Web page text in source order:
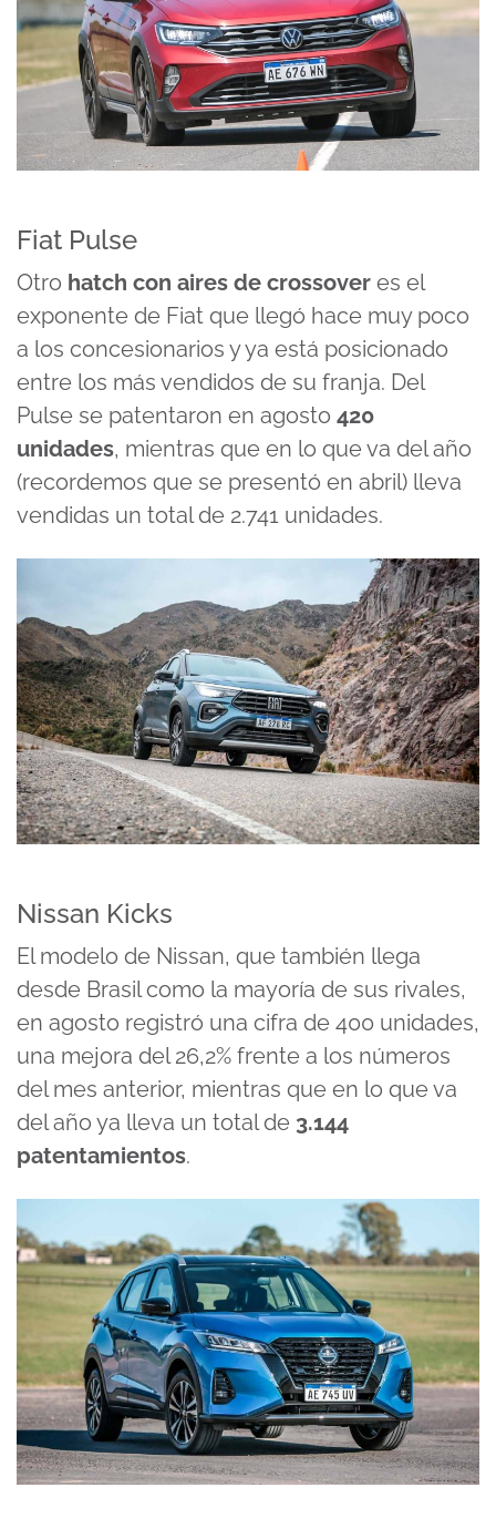
Fiat Pulse
Otro hatch con aires de crossover es el
exponente de Fiat que llegó hace muy poco
a los concesionarios y ya está posicionado
entre los más vendidos de su franja. Del
Pulse se patentaron en agosto 420
unidades, mientras que en lo que va del año
(recordemos que se presentó en abril) lleva
vendidas un total de 2.741 unidades.
Nissan Kicks
El modelo de Nissan, que también llega
desde Brasil como la mayoría de sus rivales,
en agosto registró una cifra de 400 unidades,
una mejora del 26,2% frente a los números
del mes anterior, mientras que en lo que va
del año ya lleva un total de 3.144
patentamientos.